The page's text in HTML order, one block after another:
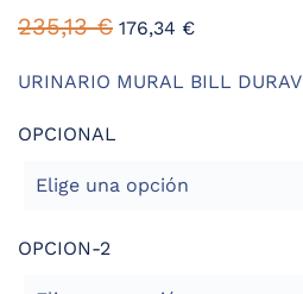
235,13€ 176,34 €
URINARIO MURAL BILL
OPCIONAL
OPCION-2